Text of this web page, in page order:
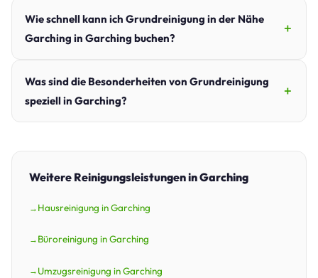
Wie schnell kann ich Grundreinigung in der Nähe
Garching in Garching buchen?
Was sind die Besonderheiten von Grundreinigung
speziell in Garching?
Weitere Reinigungsleistungen in Garching
Hausreinigung in Garching
Büroreinigung in Garching
Umzugsreinigung in Garching